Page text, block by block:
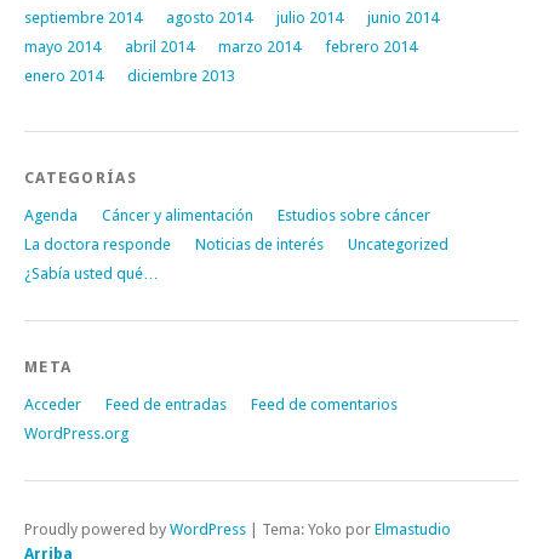
septiembre 2014
agosto 2014 julio 2014
junio 2014
mayo 2014
abril 2014 marzo 2014
febrero 2014
enero 2014
diciembre 2013
CATEGORÍAS
Agenda Cáncer y alimentación
Estudios sobre cáncer
La doctora responde
Noticias de interés
Uncategorized
¿Sabía usted qué…
META
Acceder Feed de entradas
Feed de comentarios
WordPress.org
Proudly powered by WordPress Tema: Yoko por Elmastudio
Arriba